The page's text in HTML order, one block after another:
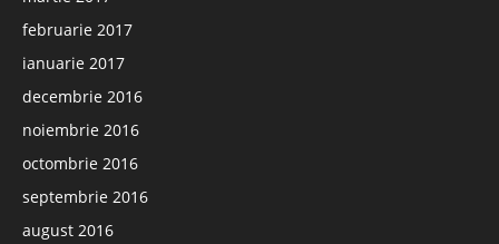
februarie 2017
ianuarie 2017
decembrie 2016
noiembrie 2016
octombrie 2016
septembrie 2016
august 2016